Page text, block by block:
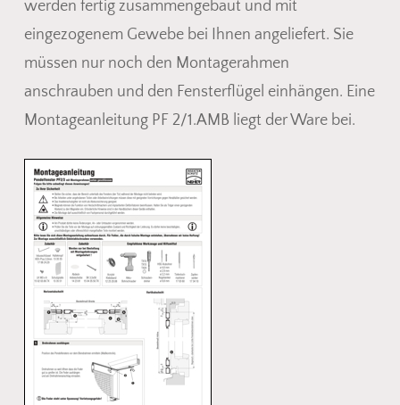
werden fertig zusammengebaut und mit
eingezogenem Gewebe bei Ihnen angeliefert. Sie
müssen nur noch den Montagerahmen
anschrauben und den Fensterflügel einhängen. Eine
Montageanleitung PF 2/1.AMB liegt der Ware bei.